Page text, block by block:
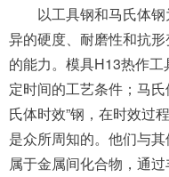
以工具钢和马氏体钢
异的硬度、耐磨性和抗
的能力。模具H13热作
定时间的工艺条件；马
氏体时效”钢，在时效过
是众所周知的。他们与
属于金属间化合物，通